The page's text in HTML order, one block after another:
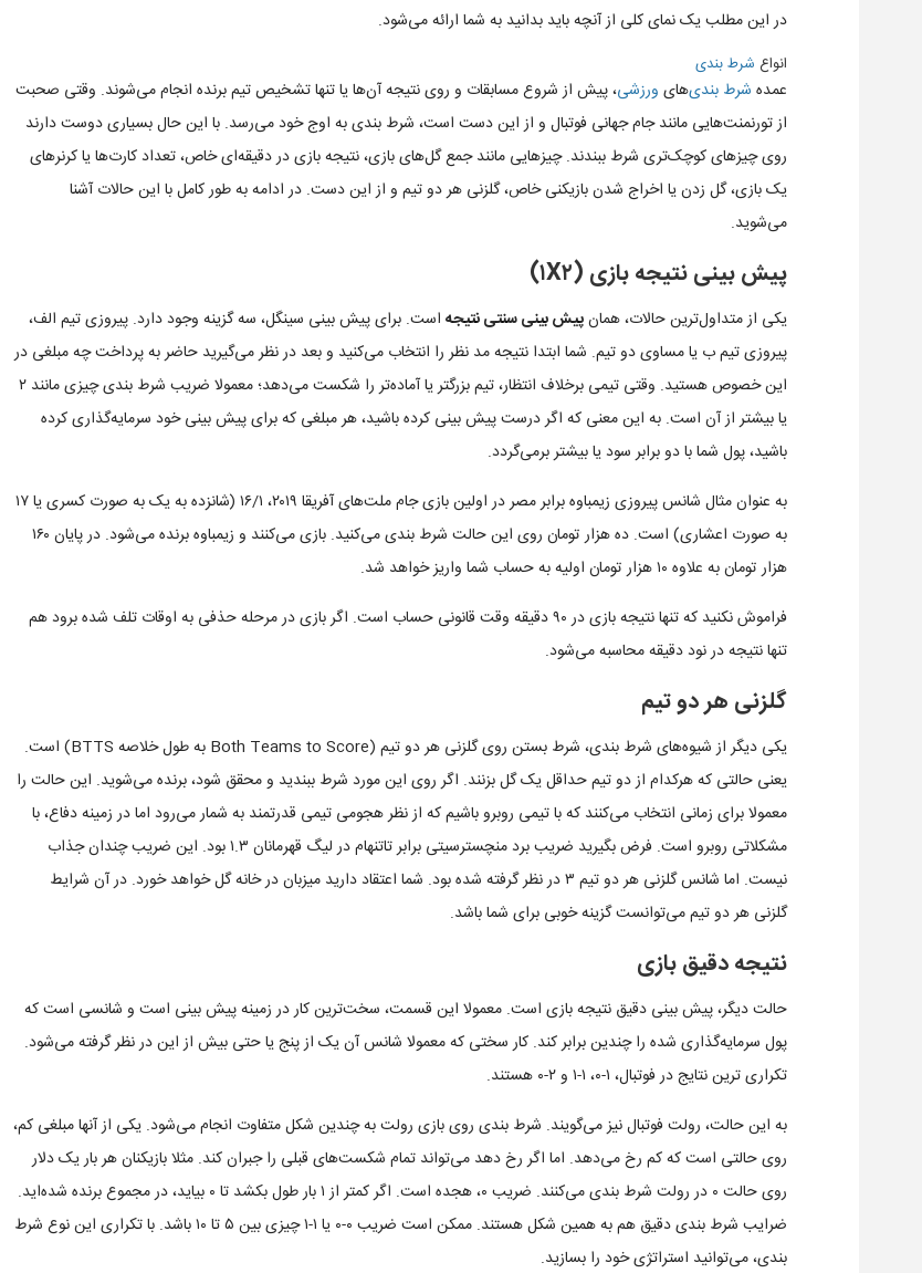
در این مطلب یک نمای کلی از آنچه باید بدانید به شما ارائه می‌شود.
انواع شرط بندی
عمده شرط بندی‌های ورزشی، پیش از شروع مسابقات و روی نتیجه آن‌ها یا تنها تشخیص تیم برنده انجام می‌شوند. وقتی صحبت
از تورنمنت‌هایی مانند جام جهانی فوتبال و از این دست است، شرط بندی به اوج خود می‌رسد. با این حال بسیاری دوست دارند
روی چیزهای کوچک‌تری شرط ببندند. چیزهایی مانند جمع گل‌های بازی، نتیجه بازی در دقیقه‌ای خاص، تعداد کارت‌ها یا کرنرهای
یک بازی، گل زدن یا اخراج شدن بازیکنی خاص، گلزنی هر دو تیم و از این دست. در ادامه به طور کامل با این حالات آشنا
می‌شوید.
پیش بینی نتیجه بازی (۱X۲)
یکی از متداول‌ترین حالات، همانپیش بینی سنتی نتیجه است. برای پیش بینی سینگل، سه گزینه وجود دارد. پیروزی تیم الف،
پیروزی تیم ب یا مساوی دو تیم. شما ابتدا نتیجه مد نظر را انتخاب می‌کنید و بعد در نظر می‌گیرید حاضر به پرداخت چه مبلغی در
این خصوص هستید. وقتی تیمی برخلاف انتظار، تیم بزرگتر یا آماده‌تر را شکست می‌دهد؛ معمولا ضریب شرط بندی چیزی مانند ۲
یا بیشتر از آن است. به این معنی که اگر درست پیش بینی کرده باشید، هر مبلغی که برای پیش بینی خود سرمایه‌گذاری کرده
باشید، پول شما با دو برابر سود یا بیشتر برمی‌گردد.
به عنوان مثال شانس پیروزی زیمباوه برابر مصر در اولین بازی جام ملت‌های آفریقا ۲۰۱۹، ۱۶/۱ (شانزده به یک به صورت کسری یا ۱۷
به صورت اعشاری) است. ده هزار تومان روی این حالت شرط بندی می‌کنید. بازی می‌کنند و زیمباوه برنده می‌شود. در پایان ۱۶۰
هزار تومان به علاوه ۱۰ هزار تومان اولیه به حساب شما واریز خواهد شد.
فراموش نکنید که تنها نتیجه بازی در ۹۰ دقیقه وقت قانونی حساب است. اگر بازی در مرحله حذفی به اوقات تلف شده برود هم
تنها نتیجه در نود دقیقه محاسبه می‌شود.
گلزنی هر دو تیم
یکی دیگر از شیوه‌های شرط بندی، شرط بستن روی گلزنی هر دو تیم (Both Teams to Score به طول خلاصه BTTS) است.
یعنی حالتی که هرکدام از دو تیم حداقل یک گل بزنند. اگر روی این مورد شرط ببندید و محقق شود، برنده می‌شوید. این حالت را
معمولا برای زمانی انتخاب می‌کنند که با تیمی روبرو باشیم که از نظر هجومی تیمی قدرتمند به شمار می‌رود اما در زمینه دفاع، با
مشکلاتی روبرو است. فرض بگیرید ضریب برد منچسترسیتی برابر تاتنهام در لیگ قهرمانان ۱.۳ بود. این ضریب چندان جذاب
نیست. اما شانس گلزنی هر دو تیم ۳ در نظر گرفته شده بود. شما اعتقاد دارید میزبان در خانه گل خواهد خورد. در آن شرایط
گلزنی هر دو تیم می‌توانست گزینه خوبی برای شما باشد.
نتیجه دقیق بازی
حالت دیگر، پیش بینی دقیق نتیجه بازی است. معمولا این قسمت، سخت‌ترین کار در زمینه پیش بینی است و شانسی است که
پول سرمایه‌گذاری شده را چندین برابر کند. کار سختی که معمولا شانس آن یک از پنج یا حتی بیش از این در نظر گرفته می‌شود.
تکراری ترین نتایج در فوتبال، ۱-۰، ۱-۱ و ۲-۰ هستند.
به این حالت، رولت فوتبال نیز می‌گویند. شرط بندی روی بازی رولت به چندین شکل متفاوت انجام می‌شود. یکی از آنها مبلغی کم،
روی حالتی است که کم رخ می‌دهد. اما اگر رخ دهد می‌تواند تمام شکست‌های قبلی را جبران کند. مثلا بازیکنان هر بار یک دلار
روی حالت ۰ در رولت شرط بندی می‌کنند. ضریب ۰، هجده است. اگر کمتر از ۱ بار طول بکشد تا ۰ بیاید، در مجموع برنده شده‌اید.
ضرایب شرط بندی دقیق هم به همین شکل هستند. ممکن است ضریب ۰-۰ یا ۱-۱ چیزی بین ۵ تا ۱۰ باشد. با تکراری این نوع شرط
بندی، می‌توانید استراتژی خود را بسازید.